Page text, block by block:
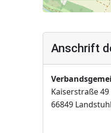
Anschrift
Kaiserstraße 49
66849 Landstuhl